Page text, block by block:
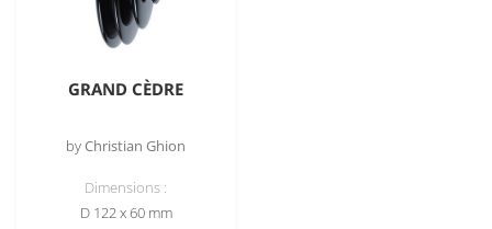
GRAND CÈDRE
byChristian Ghion
Dimensions :
D 122 x 60 mm